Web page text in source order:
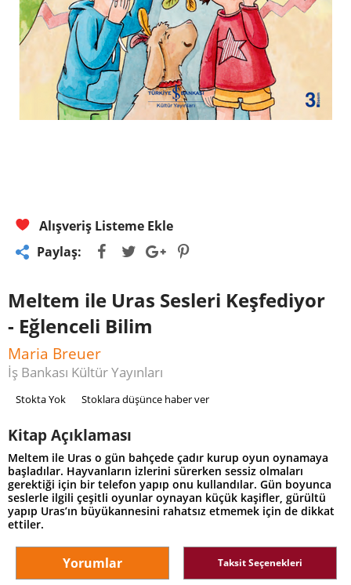
Alışveriş Listeme Ekle
Paylaş:
Meltem ile Uras Sesleri Keşfediyor
- Eğlenceli Bilim
Maria Breuer
İş Bankası Kültür Yayınları
Stokta Yok Stoklara düşünce haber ver
Kitap Açıklaması
Meltem ile Uras o gün bahçede çadır kurup oyun oynamaya
başladılar. Hayvanların izlerini sürerken sessiz olmaları
gerektiği için bir telefon yapıp onu kullandılar. Gün boyunca
seslerle ilgili çeşitli oyunlar oynayan küçük kaşifler, gürültü
yapıp Uras’ın büyükannesini rahatsız etmemek için de dikkat
ettiler.
Yorumlar Taksit Seçenekleri